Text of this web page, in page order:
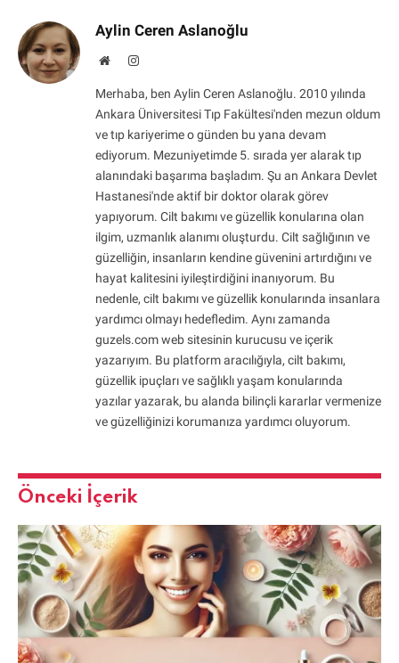
Aylin Ceren Aslanoğlu
WebsiteInstagram
Merhaba, ben Aylin Ceren Aslanoğlu. 2010 yılında
Ankara Üniversitesi Tıp Fakültesi'nden mezun oldum
ve tıp kariyerime o günden bu yana devam
ediyorum. Mezuniyetimde 5. sırada yer alarak tıp
alanındaki başarıma başladım. Şu an Ankara Devlet
Hastanesi'nde aktif bir doktor olarak görev
yapıyorum. Cilt bakımı ve güzellik konularına olan
ilgim, uzmanlık alanımı oluşturdu. Cilt sağlığının ve
güzelliğin, insanların kendine güvenini artırdığını ve
hayat kalitesini iyileştirdiğini inanıyorum. Bu
nedenle, cilt bakımı ve güzellik konularında insanlara
yardımcı olmayı hedefledim. Aynı zamanda
guzels.com web sitesinin kurucusu ve içerik
yazarıyım. Bu platform aracılığıyla, cilt bakımı,
güzellik ipuçları ve sağlıklı yaşam konularında
yazılar yazarak, bu alanda bilinçli kararlar vermenize
ve güzelliğinizi korumanıza yardımcı oluyorum.
Önceki İçerik